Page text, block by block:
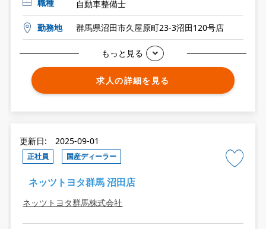
職種
自動車整備士
勤務地 群馬県沼田市久屋原町23-3沼田120号店
もっと見る
求人の詳細を見る
更新日: 2025-09-01
正社員 国産ディーラー
ネッツトヨタ群馬 沼田店
ネッツトヨタ群馬株式会社